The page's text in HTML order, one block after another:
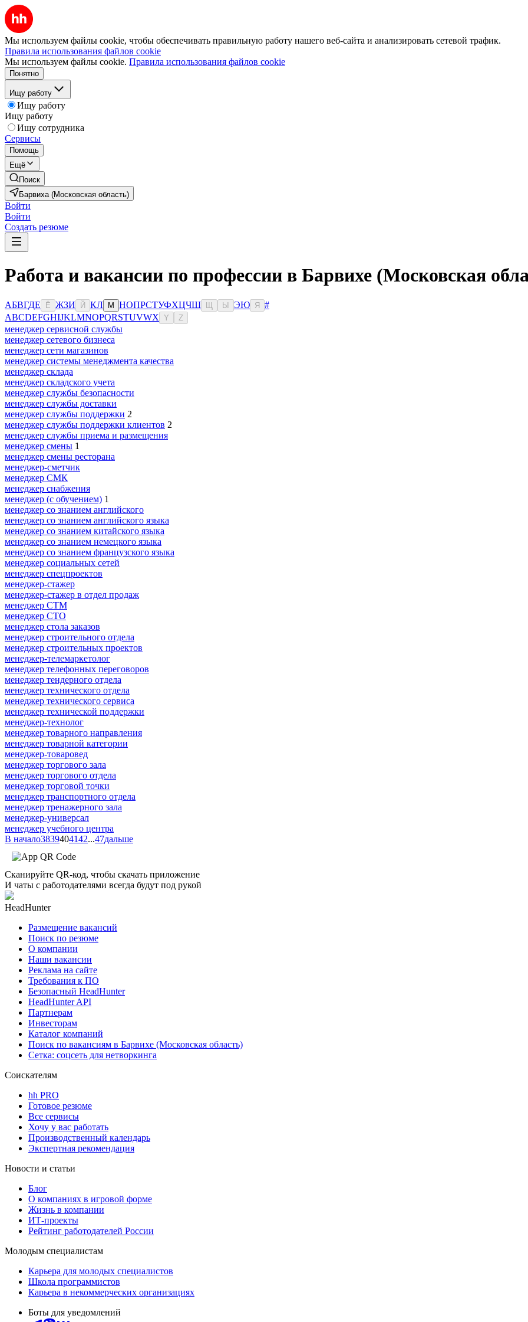
Мы используем файлы cookie, чтобы обеспечивать правильную работу нашего веб-сайта и анализировать сетевой трафик.
Правила использования файлов cookie
Мы используем файлы cookie. Правила использования файлов cookie
Понятно
Ищу работу
Ищу работу
Ищу работу
Ищу сотрудника
Сервисы
Помощь
Ещё
Поиск
Барвиха (Московская область)
Войти
Войти
Создать резюме
Работа и вакансии по профессии в Барвихе (Московская
АБВГДЕ Ё ЖЗИ Й КЛ М НОПРСТУФХЦЧШ Ы ЭЮ Я
#
ABCDEFGHIJKLMNOPQRSTUVWX Y Z
менеджер сервисной службы
менеджер сетевого бизнеса
менеджер сети магазинов
менеджер системы менеджмента качества
менеджер склада
менеджер складского учета
менеджер службы безопасности
менеджер службы доставки
менеджер службы поддержки 2
менеджер службы поддержки клиентов 2
менеджер службы приема и размещения
менеджер смены 1
менеджер смены ресторана
менеджер-сметчик
менеджер СМК
менеджер снабжения
менеджер (с обучением) 1
менеджер со знанием английского
менеджер со знанием английского языка
менеджер со знанием китайского языка
менеджер со знанием немецкого языка
менеджер со знанием французского языка
менеджер социальных сетей
менеджер спецпроектов
менеджер-стажер
менеджер-стажер в отдел продаж
менеджер СТМ
менеджер СТО
менеджер стола заказов
менеджер строительного отдела
менеджер строительных проектов
менеджер-телемаркетолог
менеджер телефонных переговоров
менеджер тендерного отдела
менеджер технического отдела
менеджер технического сервиса
менеджер технической поддержки
менеджер-технолог
менеджер товарного направления
менеджер товарной категории
менеджер-товаровед
менеджер торгового зала
менеджер торгового отдела
менеджер торговой точки
менеджер транспортного отдела
менеджер тренажерного зала
менеджер-универсал
менеджер учебного центра
В начало3839404142...47дальше
Сканируйте QR-код, чтобы скачать приложение
И чаты с работодателями всегда будут под рукой
HeadHunter
Размещение вакансий
Поиск по резюме
О компании
Наши вакансии
Реклама на сайте
Требования к ПО
Безопасный HeadHunter
HeadHunter API
Партнерам
Инвесторам
Каталог компаний
Поиск по вакансиям в Барвихе (Московская область)
Сетка: соцсеть для нетворкинга
Соискателям
hh PRO
Готовое резюме
Все сервисы
Хочу у вас работать
Производственный календарь
Экспертная рекомендация
Новости и статьи
Блог
О компаниях в игровой форме
Жизнь в компании
ИТ-проекты
Рейтинг работодателей России
Молодым специалистам
Карьера для молодых специалистов
Школа программистов
Карьера в некоммерческих организациях
Боты для уведомлений